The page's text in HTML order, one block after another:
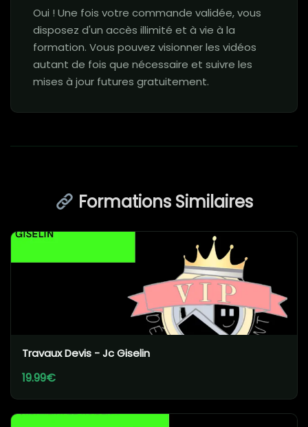
Oui ! Une fois votre commande validée, vous
disposez d'un accès illimité et à vie à la
formation. Vous pouvez visionner les vidéos
autant de fois que nécessaire et suivre les
mises à jour futures gratuitement.
Formations Similaires
Travaux Devis - Jc Giselin
19.99€